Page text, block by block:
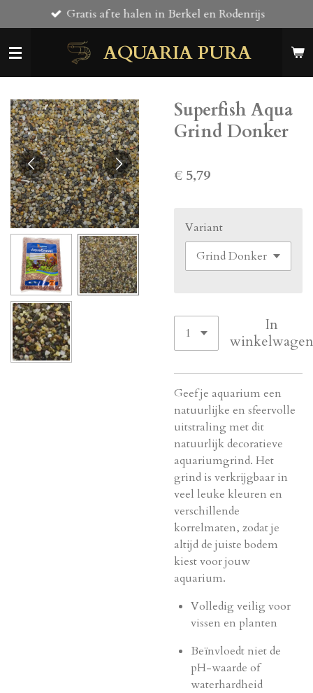
direct
naar
AQUARIA PURA
Gratis af te halen in Berkel en Rodenrijs
Superfish Aqua
Grind Donker
€ 5,79
Variant
In
winkelwagen
Geef je aquarium een
natuurlijke en sfeervolle
uitstraling met dit
natuurlijk decoratieve
aquariumgrind. Het
grind is verkrijgbaar in
veel leuke kleuren en
verschillende
korrelmaten, zodat je
altijd de juiste bodem
kiest voor jouw
aquarium.
Volledig veilig voor
vissen en planten
Beïnvloedt niet de
pH-waarde of
waterhardheid